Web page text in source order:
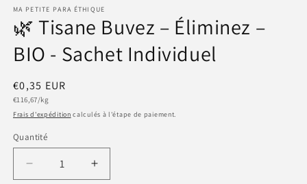
média
dans
fenêtre
modale
MA PETITE PARA ÉTHIQUE
🌿 Tisane Buvez – Éliminez –
BIO - Sachet Individuel
Prix
habituel
€0,35 EUR
Prix
€116,67/kg
Frais d'expédition calculés à l'étape de paiement.
Quantité
Quantité
Réduire
Augmenter